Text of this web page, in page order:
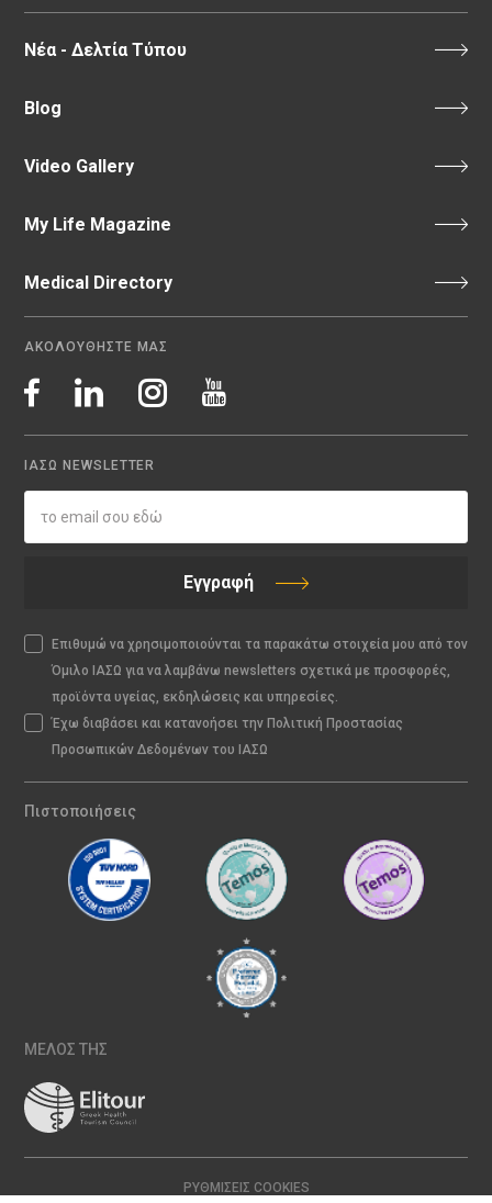
Νέα - Δελτία Τύπου
Blog
Video Gallery
My Life Magazine
Medical Directory
ΑΚΟΛΟΥΘΗΣΤΕ ΜΑΣ
ΙΑΣΩ NEWSLETTER
Εγγραφή
Επιθυμώ να χρησιμοποιούνται τα παρακάτω στοιχεία μου από τον
Όμιλο ΙΑΣΩ για να λαμβάνω newsletters σχετικά με προσφορές,
προϊόντα υγείας, εκδηλώσεις και υπηρεσίες.
Έχω διαβάσει και κατανοήσει την Πολιτική Προστασίας
Προσωπικών Δεδομένων του ΙΑΣΩ
Πιστοποιήσεις
ΜΕΛΟΣ ΤΗΣ
ΡΥΘΜΊΣΕΙΣ COOKIES